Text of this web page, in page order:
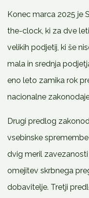
poročanje
o
skrbni
pregled
taksonomijo?
količina
Konec marca 2025 je
the-clock, ki za dve
velikih podjetij, ki še
mala in srednja
eno leto zamika rok
nacionalne
Drugi predlog
vsebinske
dvig meril
omejitev skrbnega
dobavitelje. Tretji